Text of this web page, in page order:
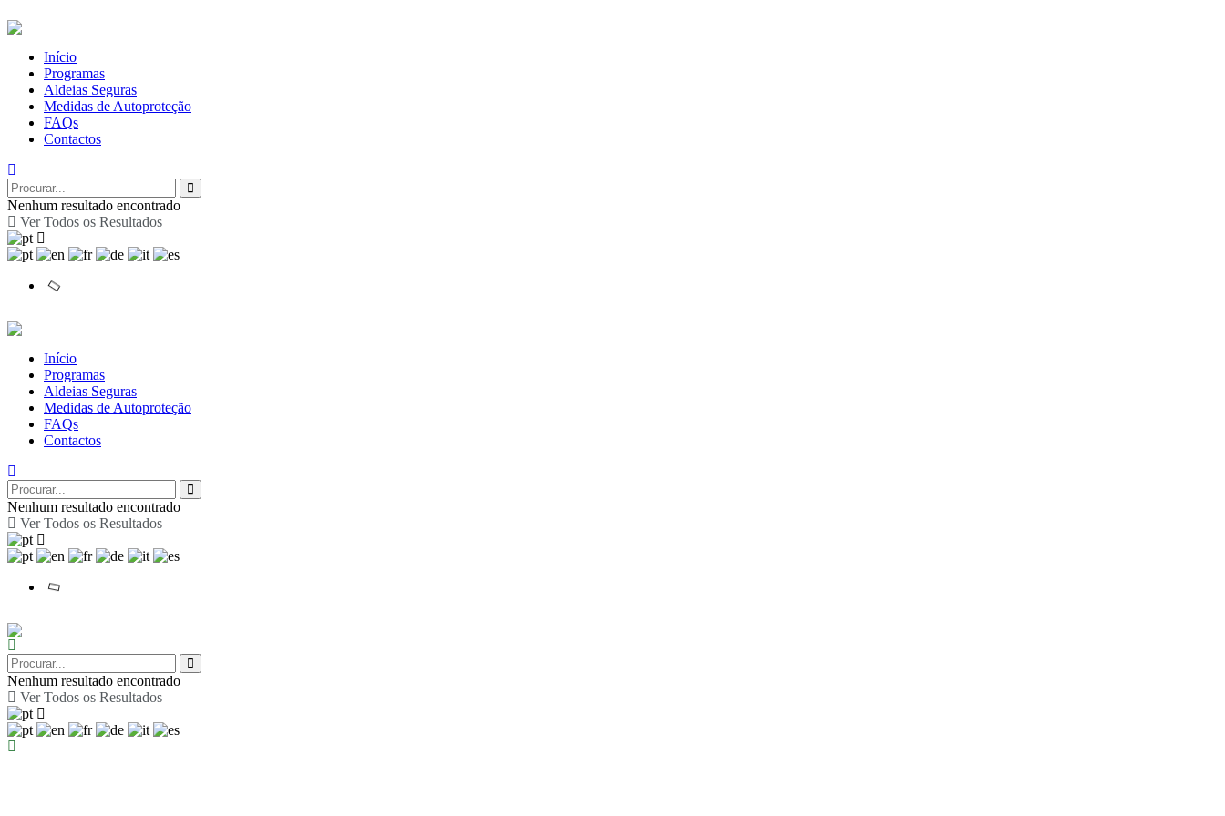
Início
Programas
Aldeias Seguras
Medidas de Autoproteção
FAQs
Contactos
Nenhum resultado encontrado
Ver Todos os Resultados
Início
Programas
Aldeias Seguras
Medidas de Autoproteção
FAQs
Contactos
Nenhum resultado encontrado
Ver Todos os Resultados
Nenhum resultado encontrado
Ver Todos os Resultados